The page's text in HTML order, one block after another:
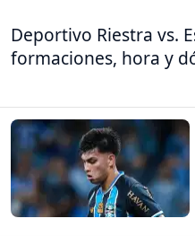
Deportivo Riestra vs.
formaciones, hora y